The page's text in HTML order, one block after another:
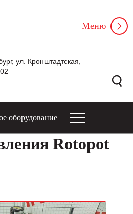
ул. Кронштадтская,
Меню
оборудование
Rotopot